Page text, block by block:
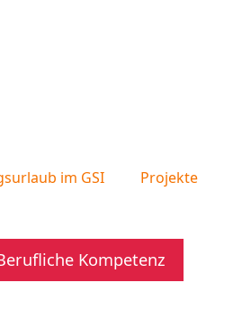
im GSI Projekte
Kompetenz